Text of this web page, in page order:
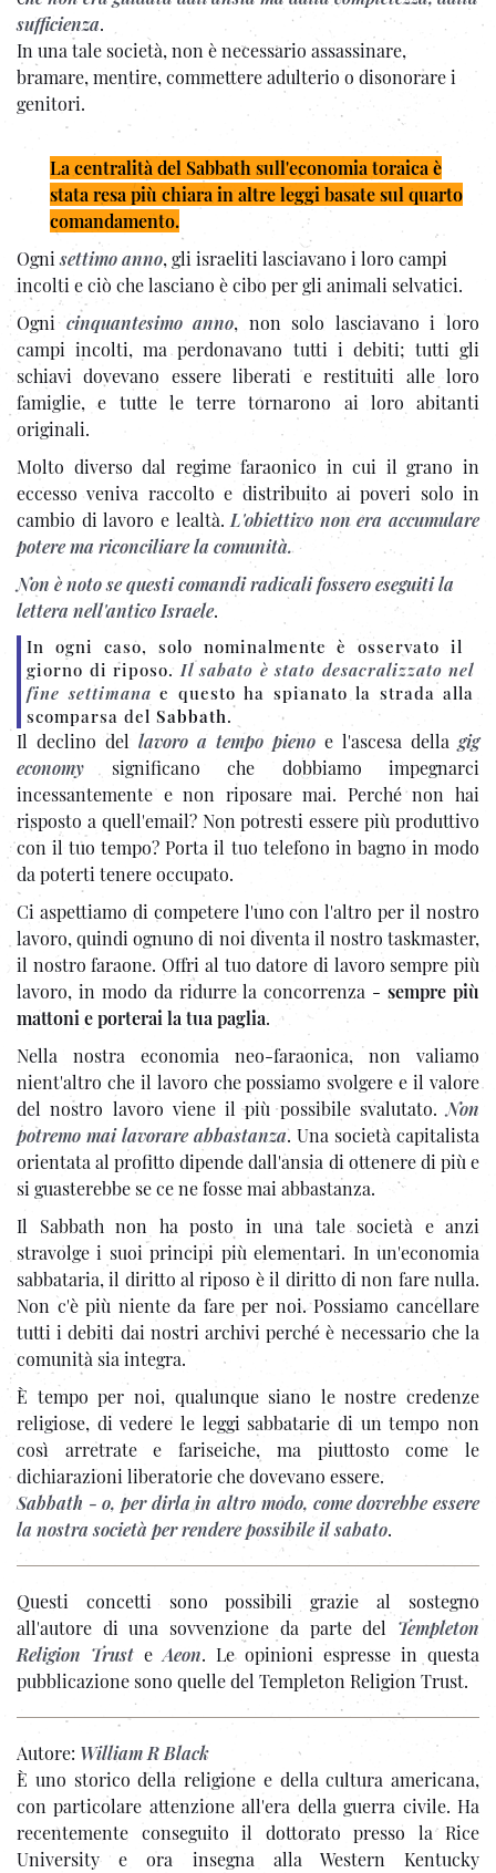
sufficienza.
In una tale società, non è necessario assassinare,
bramare, mentire, commettere adulterio o disonorare i
genitori.
La centralità del Sabbath sull'economia toraica è
stata resa più chiara in altre leggi basate sul quarto
comandamento.
Ognisettimo anno, gli israeliti lasciavano i loro campi
incolti e ciò che lasciano è cibo per gli animali selvatici.
Ogni cinquantesimo anno, non solo lasciavano i loro
campi incolti, ma perdonavano tutti i debiti; tutti gli
schiavi dovevano essere liberati e restituiti alle loro
famiglie, e tutte le terre tornarono ai loro abitanti
originali.
Molto diverso dal regime faraonico in cui il grano in
eccesso veniva raccolto e distribuito ai poveri solo in
cambio di lavoro e lealtà. L'obiettivo non era accumulare
potere ma riconciliare la comunità.
Non è noto se questi comandi radicali fossero eseguiti la
lettera nell'antico Israele.
In ogni caso, solo nominalmente è osservato il ​​
giorno di riposo.Il sabato è stato desacralizzato nel
fine settimana e questo ha spianato la strada alla
scomparsa del Sabbath.
Il declino del lavoro a tempo pieno e l'ascesa della gig
economy significano che dobbiamo impegnarci
incessantemente e non riposare mai. Perché non hai
risposto a quell'email? Non potresti essere più produttivo
con il tuo tempo? Porta il tuo telefono in bagno in modo
da poterti tenere occupato.
Ci aspettiamo di competere l'uno con l'altro per il nostro
lavoro, quindi ognuno di noi diventa il nostro taskmaster,
il nostro faraone. Offri al tuo datore di lavoro sempre più
lavoro, in modo da ridurre la concorrenza -sempre più
mattoni e porterai la tua paglia.
Nella nostra economia neo-faraonica, non valiamo
nient'altro che il lavoro che possiamo svolgere e il valore
del nostro lavoro viene il più possibile svalutato.Non
potremo mai lavorare abbastanza. Una società capitalista
orientata al profitto dipende dall'ansia di ottenere di più e
si guasterebbe se ce ne fosse mai abbastanza.
Il Sabbath non ha posto in una tale società e anzi
stravolge i suoi principi più elementari. In un'economia
sabbataria, il diritto al riposo è il diritto di non fare nulla.
Non c'è più niente da fare per noi. Possiamo cancellare
tutti i debiti dai nostri archivi perché è necessario che la
comunità sia integra.
È tempo per noi, qualunque siano le nostre credenze
religiose, di vedere le leggi sabbatarie di un tempo non
così arretrate e fariseiche, ma piuttosto come le
dichiarazioni liberatorie che dovevano essere.
Sabbath - o, per dirla in altro modo, come dovrebbe essere
la nostra società per rendere possibile il sabato.
Questi concetti sono possibili grazie al sostegno
all'autore di una sovvenzione da parte del Templeton
Religion Trust e Aeon. Le opinioni espresse in questa
pubblicazione sono quelle del Templeton Religion Trust.
Autore: William R Black
È uno storico della religione e della cultura americana,
con particolare attenzione all'era della guerra civile. Ha
recentemente conseguito il dottorato presso la Rice
University e ora insegna alla Western Kentucky